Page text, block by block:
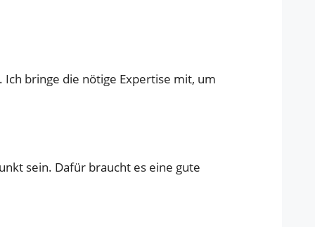
bringe die nötige Expertise mit, um
sein. Dafür braucht es eine gute